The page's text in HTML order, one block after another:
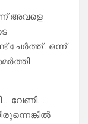
അവളെ
ചേർത്ത്.. ഒന്ന്
വേണി….